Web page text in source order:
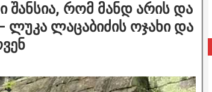
შანსია, რომ მანდ არის და
ლუკა ლაცაბიძის ოჯახი და